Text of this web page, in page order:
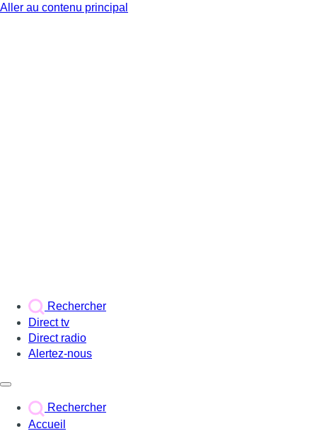
Aller au contenu principal
Rechercher
Direct tv
Direct radio
Alertez-nous
Rechercher
Accueil